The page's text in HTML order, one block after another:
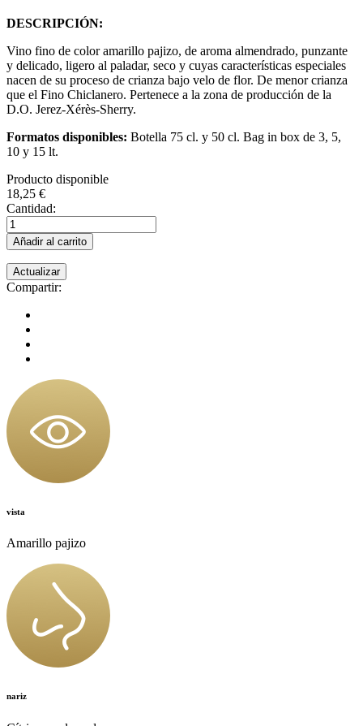
DESCRIPCIÓN:
Vino fino de color amarillo pajizo, de aroma almendrado, punzante
y delicado, ligero al paladar, seco y cuyas características especiales
nacen de su proceso de crianza bajo velo de flor. De menor crianza
que el Fino Chiclanero. Pertenece a la zona de producción de la
D.O. Jerez-Xérès-Sherry.
Formatos disponibles: Botella 75 cl. y 50 cl. Bag in box de 3, 5,
10 y 15 lt.
Producto disponible
18,25 €
Cantidad:
Añadir al carrito
Compartir:
vista
Amarillo pajizo
nariz